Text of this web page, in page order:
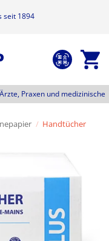
seit 1894
Praxen und medizinische
/ Handtücher